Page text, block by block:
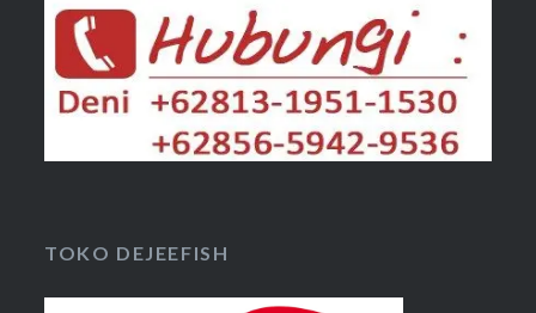
TOKO DEJEEFISH